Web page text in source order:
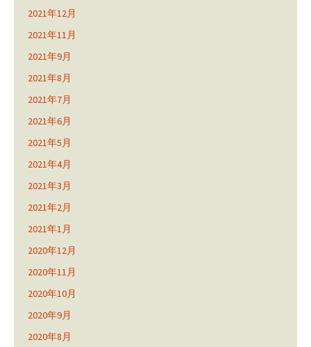
2021年12月
2021年11月
2021年9月
2021年8月
2021年7月
2021年6月
2021年5月
2021年4月
2021年3月
2021年2月
2021年1月
2020年12月
2020年11月
2020年10月
2020年9月
2020年8月